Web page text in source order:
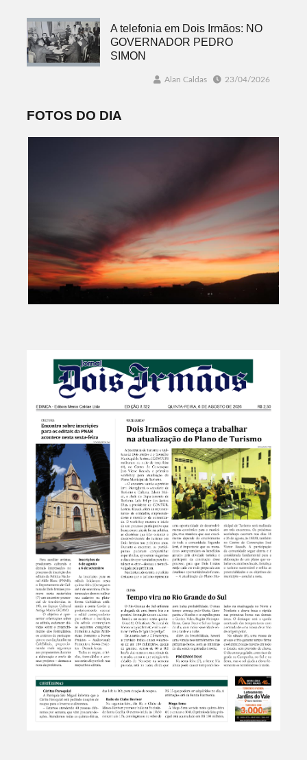
A telefonia em Dois Irmãos: NO
GOVERNADOR PEDRO
SIMON
Alan Caldas 23/04/2026
FOTOS DO DIA